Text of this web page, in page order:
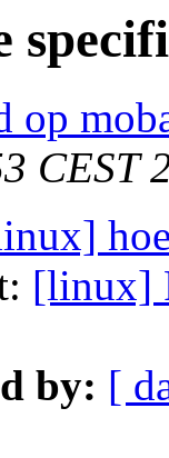
op
CEST
[linux]
by: [